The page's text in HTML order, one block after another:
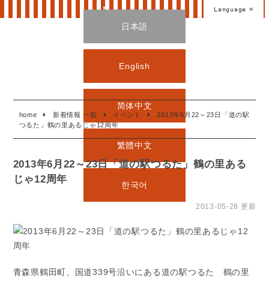
Language
日本語
English
简体中文
繁體中文
한국어
home 新着情報 一覧 イベント
2013年6月22～23日「道の駅
つるた」鶴の里あるじゃ12周年
2013年6月22～23日「道の駅つるた」鶴の里ある
じゃ12周年
2013-05-28 更新
青森県鶴田町、国道339号沿いにある道の駅つるた 鶴の里